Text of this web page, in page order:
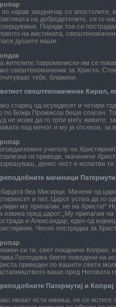
нарав заедничар со апостолите,
на добродетелите, си го
Поради тоа си
на вистината,
душите наши.
жителите тавромениски им се
свештеномаченик за Христа.
тебе, блажени.
свештеномаченик Кирил,
старец од осумдесет и четири
по Божја Промисла беше спасен.
не може да го трпи меѓу живите,
под мечот и му ја отсекоа,
учителу на
ги приведе, мачениче
денес чест и молитви
маченици
беа Мисирци. Мачени од
и пет. Царот успеа да го
му припаѓам, не на Христа!“
извика пред царот:„Му припаѓам
и Александар, еден од
Чесно пострадаа за
си ти, свет покајниче Коприе,
Господова бевте поведени на
приведен по вашите свети
ваше пред Неговата
Патермутиј и Коприј
имаат исти имиња, не се истите